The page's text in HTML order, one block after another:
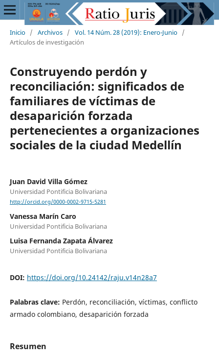
Inicio / Archivos / Vol. 14 Núm. 28 (2019): Enero-Junio /
Artículos de investigación
Construyendo perdón y
reconciliación: significados de
familiares de víctimas de
desaparición forzada
pertenecientes a organizaciones
sociales de la ciudad Medellín
Juan David Villa Gómez
Universidad Pontificia Bolivariana
http://orcid.org/0000-0002-9715-5281
Vanessa Marín Caro
Universidad Pontificia Bolivariana
Luisa Fernanda Zapata Álvarez
Universidad Pontificia Bolivariana
DOI: https://doi.org/10.24142/raju.v14n28a7
Palabras clave: Perdón, reconciliación, víctimas, conflicto
armado colombiano, desaparición forzada
Resumen